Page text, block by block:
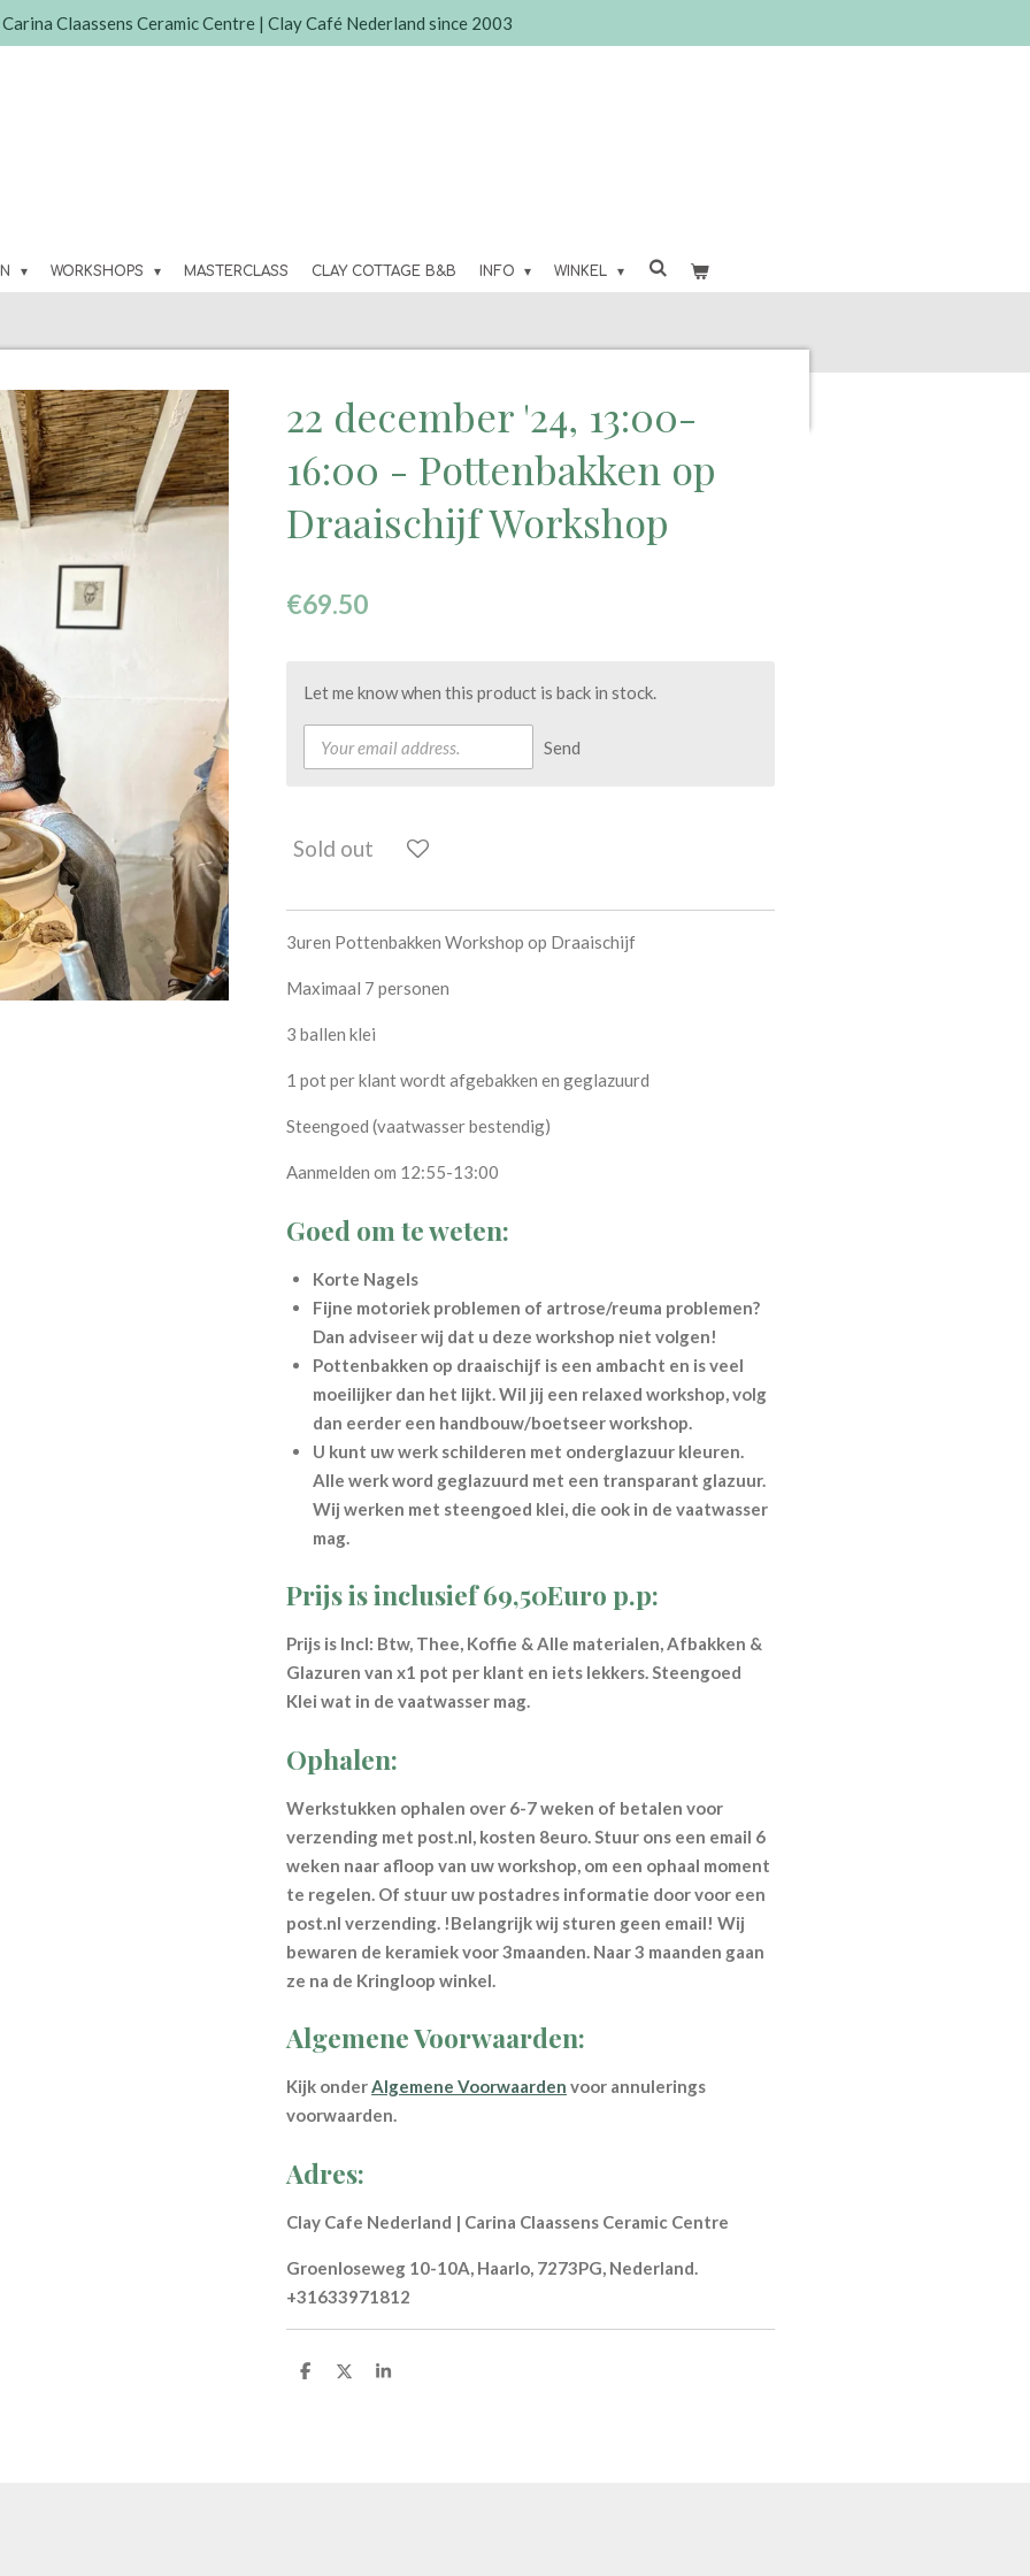
Carina Claassens Ceramic Centre | Clay Café Nederland since 2003
WORKSHOPS MASTERCLASS CLAY COTTAGE B&B INFO WINKEL
22 december '24, 13:00-
16:00 - Pottenbakken op
Draaischijf Workshop
€69.50
Let me know when this product is back in stock.
Send
Sold out
3uren Pottenbakken Workshop op Draaischijf
Maximaal 7 personen
3 ballen klei
1 pot per klant wordt afgebakken en geglazuurd
Steengoed (vaatwasser bestendig)
Aanmelden om 12:55-13:00
Goed om te weten:
Korte Nagels
Fijne motoriek problemen of artrose/reuma problemen?
Dan adviseer wij dat u deze workshop niet volgen!
Pottenbakken op draaischijf is een ambacht en is veel
moeilijker dan het lijkt. Wil jij een relaxed workshop, volg
dan eerder een handbouw/boetseer workshop.
U kunt uw werk schilderen met onderglazuur kleuren.
Alle werk word geglazuurd met een transparant glazuur.
Wij werken met steengoed klei, die ook in de vaatwasser
mag.
Prijs is inclusief 69,50Euro p.p:
Prijs is Incl: Btw, Thee, Koffie & Alle materialen, Afbakken &
Glazuren van x1 pot per klant en iets lekkers.Steengoed
Klei wat in de vaatwasser mag.
Ophalen:
Werkstukken ophalen over 6-7 weken of betalen voor
verzending met post.nl, kosten 8euro. Stuur ons een email 6
weken naar afloop van uw workshop, om een ophaal moment
te regelen. Of stuur uw postadres informatie door voor een
post.nl verzending. !Belangrijk wij sturen geen email! Wij
bewaren de keramiek voor 3maanden. Naar 3 maanden gaan
ze na de Kringloop winkel.
Algemene Voorwaarden:
Kijk onderAlgemene Voorwaarden voor annulerings
voorwaarden.
Adres:
Clay Cafe Nederland | Carina Claassens Ceramic Centre
Groenloseweg 10-10A, Haarlo, 7273PG, Nederland.
+31633971812
S
S
S